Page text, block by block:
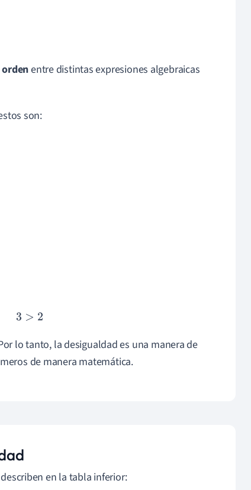
entre distintas expresiones algebraicas
son:
3>2
lo tanto, la desigualdad es una manera de
de manera matemática.
en la tabla inferior: